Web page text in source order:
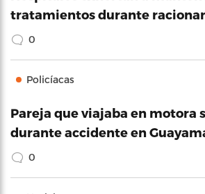
tratamientos durante
0
Policíacas
Pareja que viajaba en motora
durante accidente en
0